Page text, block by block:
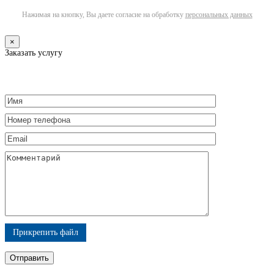
Нажимая на кнопку, Вы даете согласие на обработку персональных данных
×
Заказать услугу
Прикрепить файл